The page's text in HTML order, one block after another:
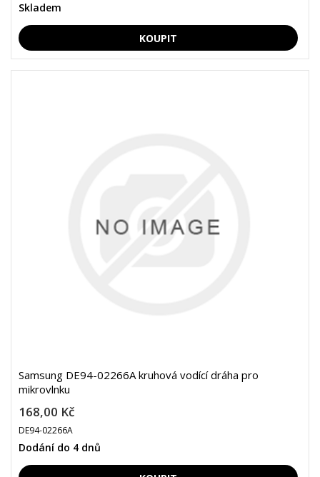
Skladem
Samsung DE94-02266A kruhová vodící dráha pro
mikrovlnku
168,00 Kč
DE94-02266A
Dodání do 4 dnů